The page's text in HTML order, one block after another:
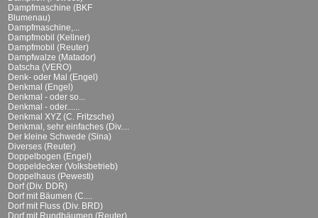
Dampfmaschine (BKF
Blumenau)
Dampfmaschine,...
Dampfmobil (Kellner)
Dampfmobil (Reuter)
Dampfwalze (Matador)
Datscha (VERO)
Denk- oder Mal (Engel)
Denkmal (Engel)
Denkmal - oder so...
Denkmal - oder......
Denkmal XYZ (C. Fritzsche)
Denkmal, sehr einfaches (Div....
Der kleine Schwede (Sina)
Diverses (Reuter)
Doppelbogen (Engel)
Doppeldecker (Volksbetrieb)
Doppelhaus (Pewesti)
Dorf (Div. DDR)
Dorf mit Bäumen (C....
Dorf mit Fluss (Div. BRD)
Dorf mit Rundbäumen (Reuter)